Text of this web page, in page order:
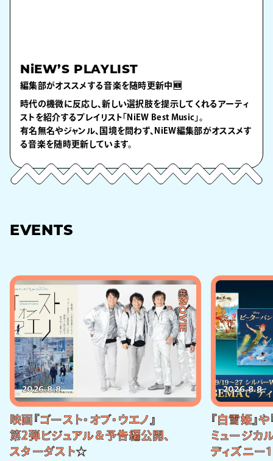
NiEW’S PLAYLIST
編集部がオススメする音楽を随時更新中🆕
時代の機微に反応し、新しい選択肢を提示してくれるアーティ
ストを紹介するプレイリスト「NiEW Best Music」。
有名無名やジャンル、国境を問わず、NiEW編集部がオススメす
る音楽を随時更新しています。
EVENTS
#MOVIE
2026.8.8
映画『ゴースト・オブ・ウエノ』
第2弾ビジュアル＆予告編公開、
スターダスト☆
2026.8.8
『白雪姫』
ミュージカル
ディズニー